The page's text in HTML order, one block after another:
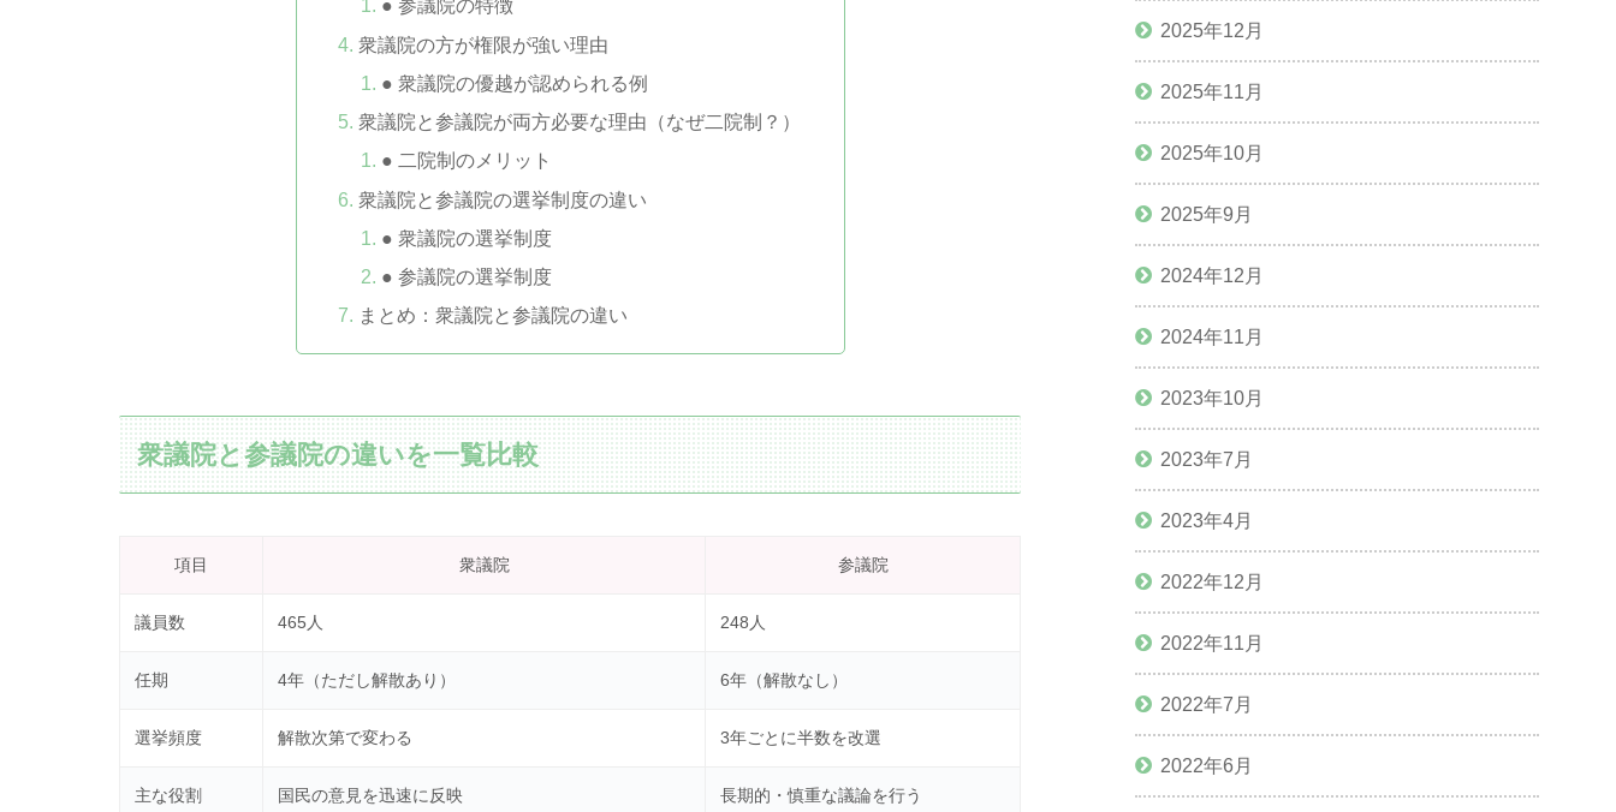
● 参議院の特徴
衆議院の方が権限が強い理由
● 衆議院の優越が認められる例
衆議院と参議院が両方必要な理由（なぜ二院制？）
● 二院制のメリット
衆議院と参議院の選挙制度の違い
● 衆議院の選挙制度
● 参議院の選挙制度
まとめ：衆議院と参議院の違い
衆議院と参議院の違いを一覧比較
項目 衆議院 参議院
議員数 465人 248人
任期 4年（ただし解散あり） 6年（解散なし）
選挙頻度 解散次第で変わる 3年ごとに半数を改選
主な役割 国民の意見を迅速に反映 長期的・慎重な議論を行う
2025年12月
2025年11月
2025年10月
2025年9月
2024年12月
2024年11月
2023年10月
2023年7月
2023年4月
2022年12月
2022年11月
2022年7月
2022年6月